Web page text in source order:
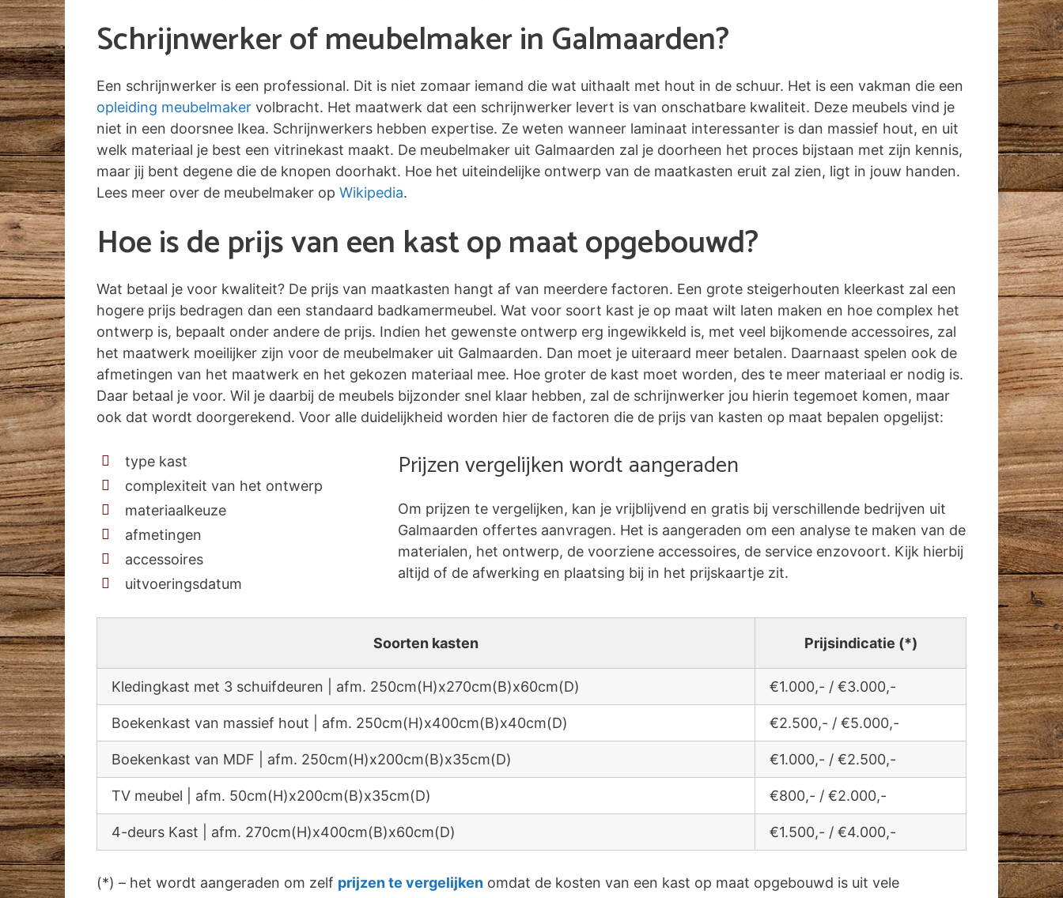
Schrijnwerker of meubelmaker in Galmaarden?
Een schrijnwerker is een professional. Dit is niet zomaar iemand die wat uithaalt met hout in de schuur. Het is een vakman die een
opleiding meubelmaker volbracht. Het maatwerk dat een schrijnwerker levert is van onschatbare kwaliteit. Deze meubels vind je
niet in een doorsnee Ikea. Schrijnwerkers hebben expertise. Ze weten wanneer laminaat interessanter is dan massief hout, en uit
welk materiaal je best een vitrinekast maakt. De meubelmaker uit Galmaarden zal je doorheen het proces bijstaan met zijn kennis,
maar jij bent degene die de knopen doorhakt. Hoe het uiteindelijke ontwerp van de maatkasten eruit zal zien, ligt in jouw handen.
Lees meer over de meubelmaker op Wikipedia.
Hoe is de prijs van een kast op maat opgebouwd?
Wat betaal je voor kwaliteit? De prijs van maatkasten hangt af van meerdere factoren. Een grote steigerhouten kleerkast zal een
hogere prijs bedragen dan een standaard badkamermeubel. Wat voor soort kast je op maat wilt laten maken en hoe complex het
ontwerp is, bepaalt onder andere de prijs. Indien het gewenste ontwerp erg ingewikkeld is, met veel bijkomende accessoires, zal
het maatwerk moeilijker zijn voor de meubelmaker uit Galmaarden. Dan moet je uiteraard meer betalen. Daarnaast spelen ook de
afmetingen van het maatwerk en het gekozen materiaal mee. Hoe groter de kast moet worden, des te meer materiaal er nodig is.
Daar betaal je voor. Wil je daarbij de meubels bijzonder snel klaar hebben, zal de schrijnwerker jou hierin tegemoet komen, maar
ook dat wordt doorgerekend. Voor alle duidelijkheid worden hier de factoren die de prijs van kasten op maat bepalen opgelijst:
type kast
complexiteit van het ontwerp
materiaalkeuze
afmetingen
accessoires
uitvoeringsdatum
Prijzen vergelijken wordt aangeraden
Om prijzen te vergelijken, kan je vrijblijvend en gratis bij verschillende bedrijven uit
Galmaarden offertes aanvragen. Het is aangeraden om een analyse te maken van de
materialen, het ontwerp, de voorziene accessoires, de service enzovoort. Kijk hierbij
altijd of de afwerking en plaatsing bij in het prijskaartje zit.
Soorten kasten Prijsindicatie (*)
Kledingkast met 3 schuifdeuren | afm. 250cm(H)x270cm(B)x60cm(D) €1.000,- / €3.000,-
Boekenkast van massief hout | afm. 250cm(H)x400cm(B)x40cm(D) €2.500,- / €5.000,-
Boekenkast van MDF | afm. 250cm(H)x200cm(B)x35cm(D) €1.000,- / €2.500,-
TV meubel | afm. 50cm(H)x200cm(B)x35cm(D) €800,- / €2.000,-
4-deurs Kast | afm. 270cm(H)x400cm(B)x60cm(D) €1.500,- / €4.000,-
(*) – het wordt aangeraden om zelf prijzen te vergelijken omdat de kosten van een kast op maat opgebouwd is uit vele